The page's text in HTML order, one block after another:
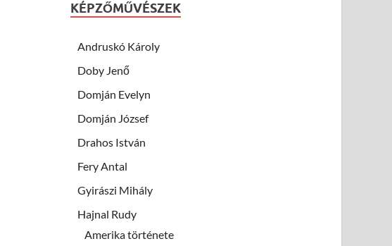
KÉPZŐMŰVÉSZEK
Andruskó Károly
Doby Jenő
Domján Evelyn
Domján József
Drahos István
Fery Antal
Gyirászi Mihály
Hajnal Rudy
Amerika története